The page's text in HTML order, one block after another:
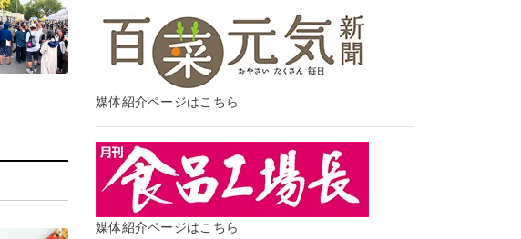
媒体紹介ページはこちら
媒体紹介ページはこちら